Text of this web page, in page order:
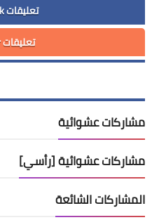
تعليقات Facebook
تعليقات Blogger
مشاركات عشوائية
مشاركات عشوائية [رأسي]
المشاركات الشائعة